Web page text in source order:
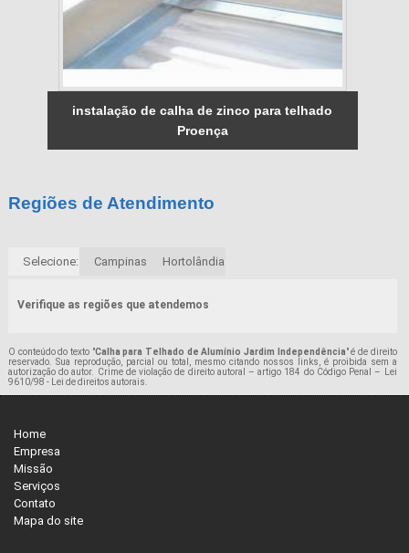
instalação de calha de zinco para telhado
Proença
Regiões de Atendimento
Selecione: Campinas Hortolândia
Verifique as regiões que atendemos
O conteúdo do texto "Calha para Telhado de Alumínio Jardim Independência" é de direito
reservado. Sua reprodução, parcial ou total, mesmo citando nossos links, é proibida sem a
autorização do autor. Crime de violação de direito autoral – artigo 184 do Código Penal –
Lei
9610/98 - Lei de direitos autorais.
Home
Empresa
Missão
Serviços
Contato
Mapa do site